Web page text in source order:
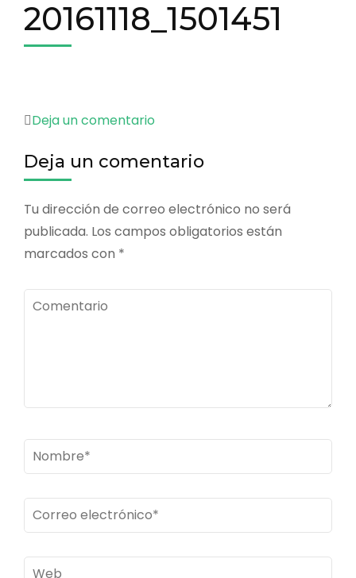
20161118_1501451
Deja un comentario
Deja un comentario
Tu dirección de correo electrónico no será
publicada. Los campos obligatorios están
marcados con *
Comentario
Nombre*
Correo
electrónico*
Web